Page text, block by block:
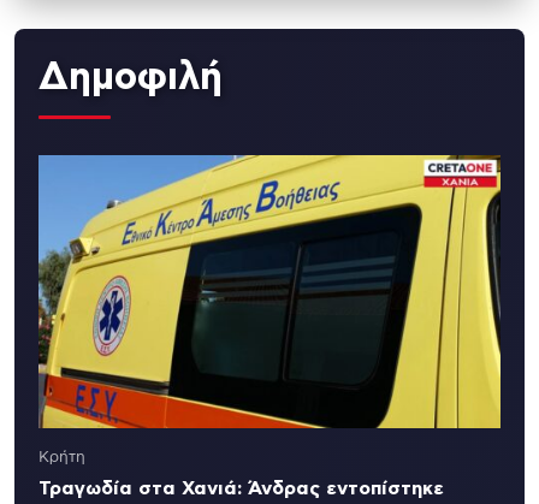
Δημοφιλή
Κρήτη
Τραγωδία στα Χανιά: Άνδρας εντοπίστηκε